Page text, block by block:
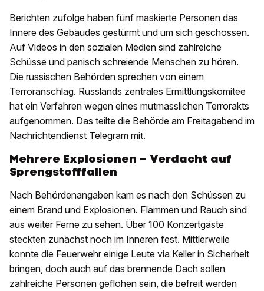
Berichten zufolge haben fünf maskierte Personen das
Innere des Gebäudes gestürmt und um sich geschossen.
Auf Videos in den sozialen Medien sind zahlreiche
Schüsse und panisch schreiende Menschen zu hören.
Die russischen Behörden sprechen von einem
Terroranschlag. Russlands zentrales Ermittlungskomitee
hat ein Verfahren wegen eines mutmasslichen Terrorakts
aufgenommen. Das teilte die Behörde am Freitagabend im
Nachrichtendienst Telegram mit.
Mehrere Explosionen – Verdacht auf
Sprengstofffallen
Nach Behördenangaben kam es nach den Schüssen zu
einem Brand und Explosionen. Flammen und Rauch sind
aus weiter Ferne zu sehen. Über 100 Konzertgäste
steckten zunächst noch im Inneren fest. Mittlerweile
konnte die Feuerwehr einige Leute via Keller in Sicherheit
bringen, doch auch auf das brennende Dach sollen
zahlreiche Personen geflohen sein, die befreit werden